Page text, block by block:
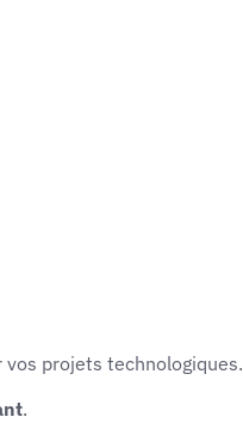
vos projets technologiques.
.